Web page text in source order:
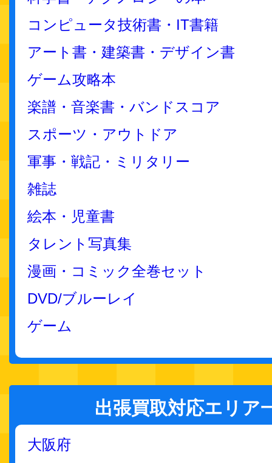
コンピュータ技術書・IT書籍
アート書・建築書・デザイン書
ゲーム攻略本
楽譜・音楽書・バンドスコア
スポーツ・アウトドア
軍事・戦記・ミリタリー
雑誌
絵本・児童書
タレント写真集
漫画・コミック全巻セット
DVD/ブルーレイ
ゲーム
出張買取対応エリア
大阪府